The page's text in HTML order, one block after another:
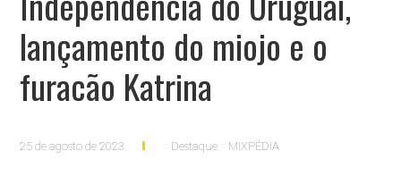
lançamento do miojo e o
furacão Katrina
25 de agosto de 2023 Destaque MIXPÉDIA